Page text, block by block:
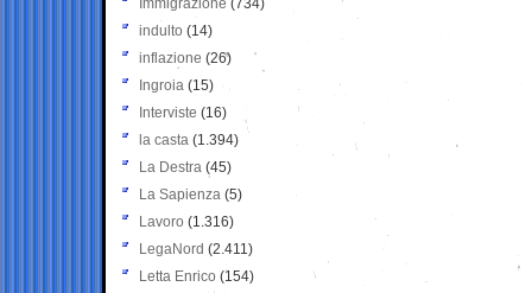
Immigrazione (734)
indulto (14)
inflazione (26)
Ingroia (15)
Interviste (16)
la casta (1.394)
La Destra (45)
La Sapienza (5)
Lavoro (1.316)
LegaNord (2.411)
Letta Enrico (154)